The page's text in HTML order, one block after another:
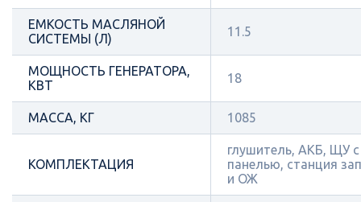
ЕМКОСТЬ МАСЛЯНОЙ
СИСТЕМЫ (Л)
11.5
МОЩНОСТЬ ГЕНЕРАТОРА,
КВТ
18
МАССА, КГ 1085
КОМПЛЕКТАЦИЯ
глушитель, АКБ, ЩУ
панелью, станция
и ОЖ